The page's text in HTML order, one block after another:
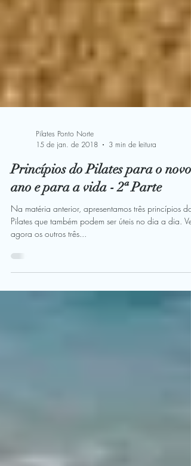
Pilates Ponto Norte
15 de jan. de 2018
3 min de leitura
Princípios do Pilates para o novo
ano e para a vida - 2ª Parte
Pilates que também podem ser úteis no dia a dia. Veja